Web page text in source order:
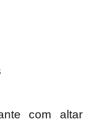
com altar